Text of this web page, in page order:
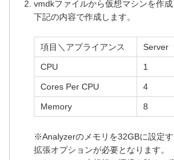
vmdkファイルから仮想マシンを作成
下記の内容で作成します。
項目＼アプライアンス Server
CPU 1
Cores Per CPU 4
Memory 8
※Analyzerのメモリを32GBに設定
拡張オプションが必要となります。